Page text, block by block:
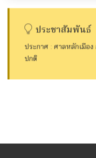
ประชาสัมพันธ์
ประกาศ : ศาลหลักเมือ
ปกติ